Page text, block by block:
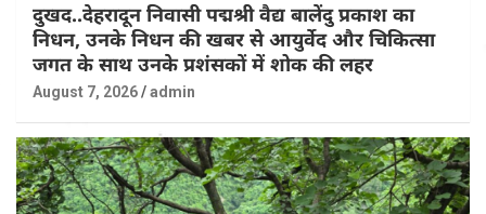
दुखद..देहरादून निवासी पद्मश्री वैद्य बालेंदु प्रकाश का
निधन, उनके निधन की खबर से आयुर्वेद और चिकित्सा
जगत के साथ उनके प्रशंसकों में शोक की लहर
August 7, 2026 admin